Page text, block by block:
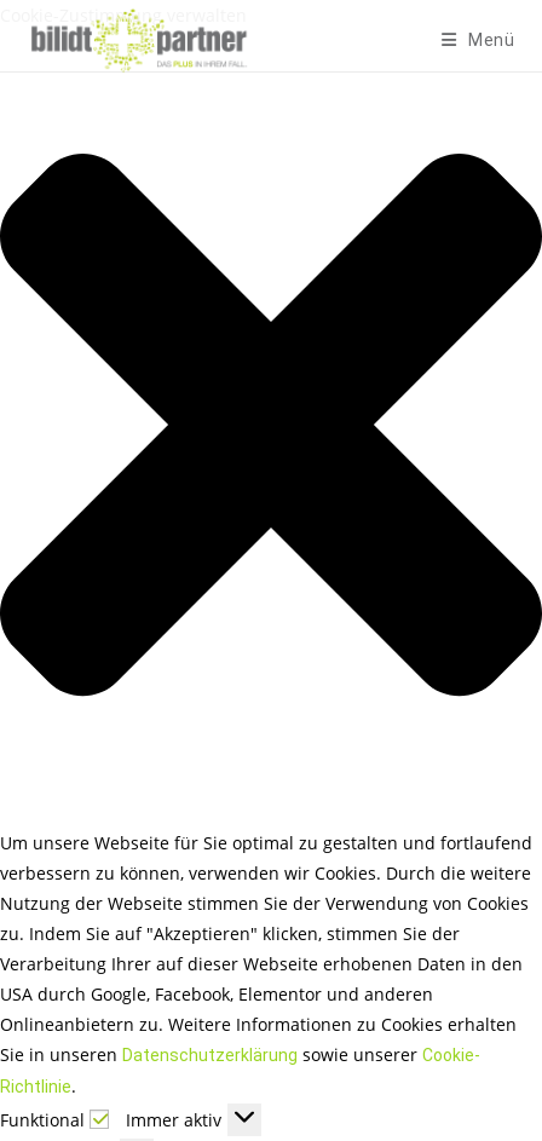
Cookie-Zustimmung verwalten
Um unsere Webseite für Sie optimal zu gestalten und fortlaufend
verbessern zu können, verwenden wir Cookies. Durch die weitere
Nutzung der Webseite stimmen Sie der Verwendung von Cookies
zu. Indem Sie auf "Akzeptieren" klicken, stimmen Sie der
Verarbeitung Ihrer auf dieser Webseite erhobenen Daten in den
USA durch Google, Facebook, Elementor und anderen
Onlineanbietern zu. Weitere Informationen zu Cookies erhalten
Sie in unseren Datenschutzerklärung sowie unserer Cookie-
Richtlinie.
Funktional
Immer aktiv
Menü